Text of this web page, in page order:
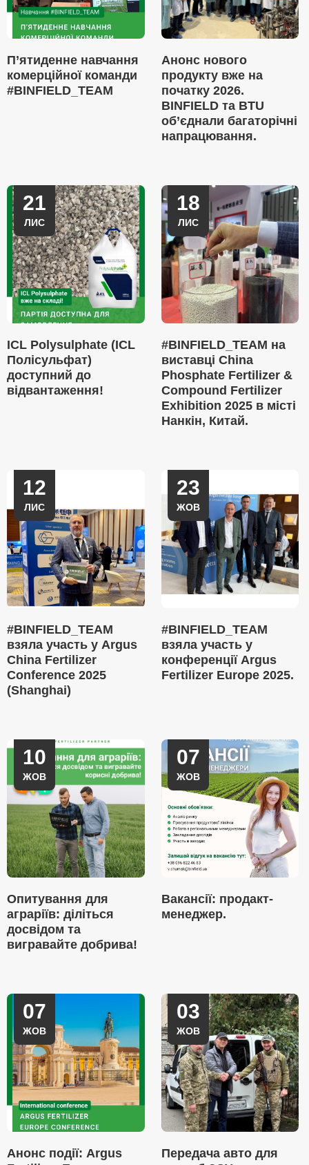
П’ятиденне навчання
комерційної команди
#BINFIELD_TEAM
Анонс нового
продукту вже на
початку 2026.
BINFIELD та BTU
об’єднали багаторічні
напрацювання.
21
ЛИС
ICL Polysulphate (ICL
Полісульфат)
доступний до
відвантаження!
18
ЛИС
#BINFIELD_TEAM на
виставці China
Phosphate Fertilizer &
Compound Fertilizer
Exhibition 2025 в місті
Нанкін, Китай.
12
ЛИС
#BINFIELD_TEAM
взяла участь у Argus
China Fertilizer
Conference 2025
(Shanghai)
23
ЖОВ
#BINFIELD_TEAM
взяла участь у
конференції Argus
Fertilizer Europe 2025.
10
ЖОВ
Опитування для
аграріїв: діліться
досвідом та
вигравайте добрива!
07
ЖОВ
Вакансії: продакт-
менеджер.
07
ЖОВ
Анонс події: Argus
03
ЖОВ
Передача авто для